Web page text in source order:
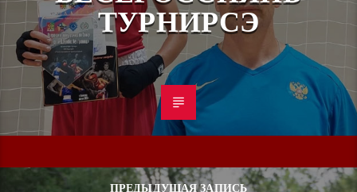
ТУРНИРСЭ
ПРЕДЫДУЩАЯ ЗАПИСЬ